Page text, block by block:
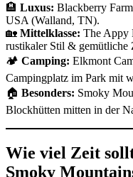
🏨 Luxus: Blackberry
USA (Walland, TN).
🏡 Mittelklasse: The Appy
rustikaler Stil & gemütliche
🏕 Camping: Elkmont
Campingplatz im Park mit
🏠 Besonders: Smoky
Blockhütten mitten in der
Wie viel Zeit
Smoky